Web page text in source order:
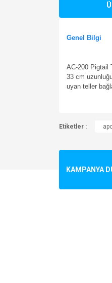
Genel Bilgi
AC-200 Pigtail
33 cm
uyan teller
Görüş ve
Ürün
Etiketler :
KAMPANYA